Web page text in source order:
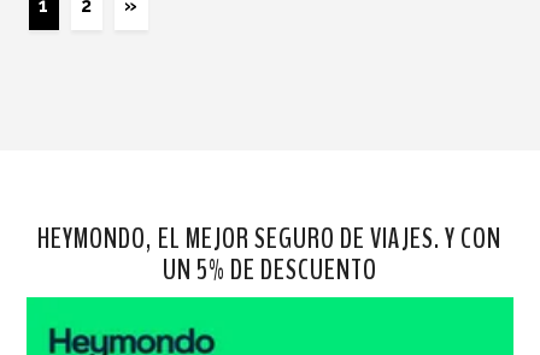
1 2 »
HEYMONDO, EL MEJOR SEGURO DE VIAJES. Y CON
UN 5% DE DESCUENTO